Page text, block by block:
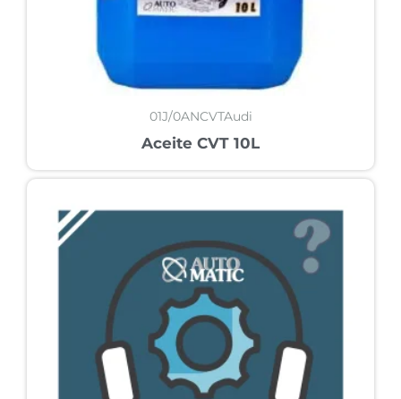
01J/0ANCVTAudi
Aceite CVT 10L